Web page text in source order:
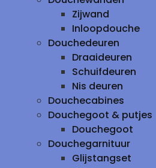
Zijwand
Inloopdouche
Douchedeuren
Draaideuren
Schuifdeuren
Nis deuren
Douchecabines
Douchegoot & putjes
Douchegoot
Douchegarnituur
Glijstangset